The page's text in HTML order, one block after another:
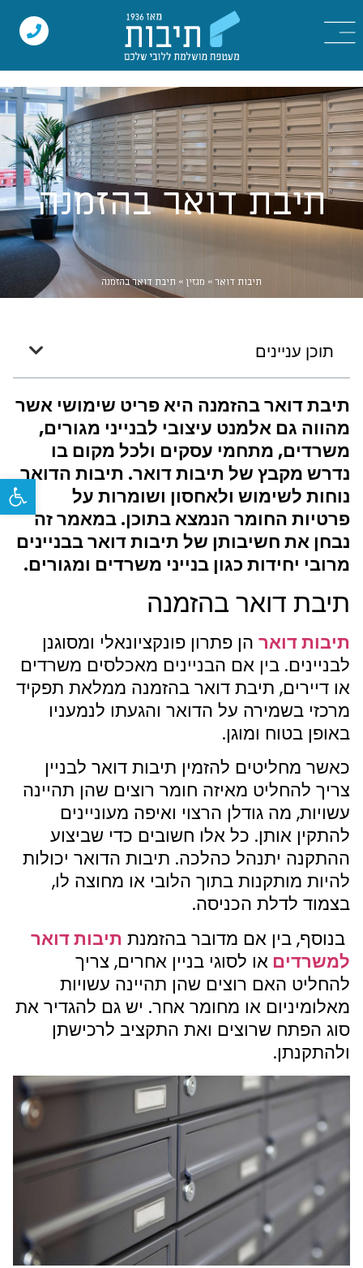
תיבת דואר בהזמנה
תיבות דואר» מגזין » תיבת דואר בהזמנה
תוכן עניינים
תיבת דואר בהזמנה היא פריט שימושי אשר
מהווה גם אלמנט עיצובי לבנייני מגורים,
משרדים, מתחמי עסקים ולכל מקום בו
נדרש מקבץ של תיבות דואר. תיבות הדואר
נוחות לשימוש ולאחסון ושומרות על
פרטיות החומר הנמצא בתוכן. במאמר זה
נבחן את חשיבותן של תיבות דואר בבניינים
מרובי יחידות כגון בנייני משרדים ומגורים.
תיבת דואר בהזמנה
תיבות דואר הן פתרון פונקציונאלי ומסוגנן
לבניינים. בין אם הבניינים מאכלסים משרדים
או דיירים, תיבת דואר בהזמנה ממלאת תפקיד
מרכזי בשמירה על הדואר והגעתו לנמעניו
באופן בטוח ומוגן.
כאשר מחליטים להזמין תיבות דואר לבניין
צריך להחליט מאיזה חומר רוצים שהן תהיינה
עשויות, מה גודלן הרצוי ואיפה מעוניינים
להתקין אותן. כל אלו חשובים כדי שביצוע
ההתקנה יתנהל כהלכה. תיבות הדואר יכולות
להיות מותקנות בתוך הלובי או מחוצה לו,
בצמוד לדלת הכניסה.
בנוסף, בין אם מדובר בהזמנת תיבות דואר
למשרדיםאו לסוגי בניין אחרים, צריך
להחליט האם רוצים שהן תהיינה עשויות
מאלומיניום או מחומר אחר. יש גם להגדיר את
סוג הפתח שרוצים ואת התקציב לרכישתן
ולהתקנתן.